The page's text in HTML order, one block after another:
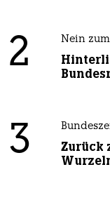
2 Nein
3
Zurück